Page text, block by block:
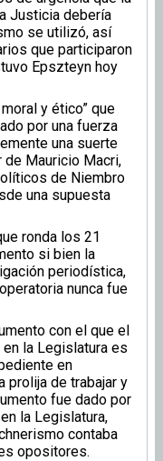
Justicia debería
se utilizó, así
que participaron
Epszteyn hoy
y ético” que
por una fuerza
una suerte
de Mauricio Macri,
de Niembro
una supuesta
ronda los 21
si bien la
periodística,
nunca fue
con el que el
la Legislatura es
en
prolija de trabajar y
fue dado por
la Legislatura,
contaba
opositores.